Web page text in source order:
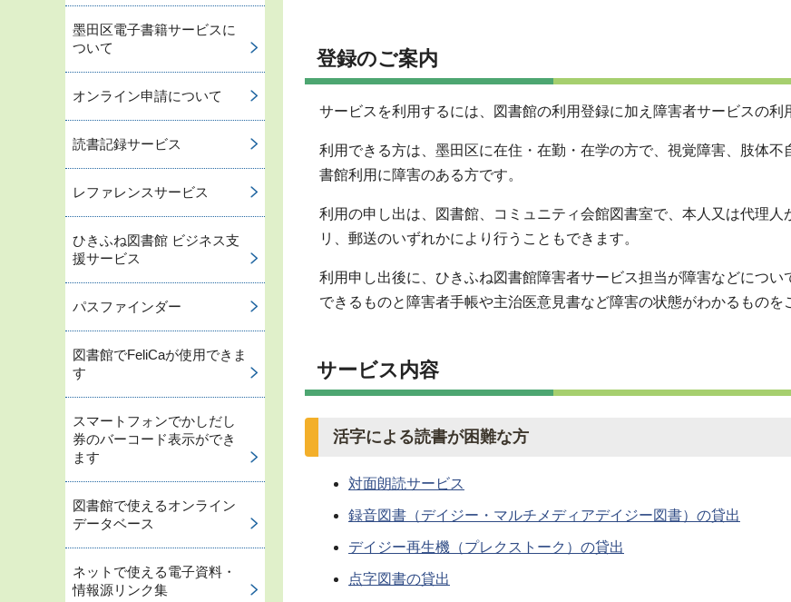
登録のご案内
サービスを利用するには、図書館の利用登録に加え障害者サービスの利
利用できる方は、墨田区に在住・在勤・在学の方で、視覚障害、肢体
書館利用に障害のある方です。
利用の申し出は、図書館、コミュニティ会館図書室で、本人又は代理
リ、郵送のいずれかにより行うこともできます。
利用申し出後に、ひきふね図書館障害者サービス担当が障害などにつ
できるものと障害者手帳や主治医意見書など障害の状態がわかるものを
サービス内容
活字による読書が困難な方
対面朗読サービス
録音図書（デイジー・マルチメディアデイジー図書）の貸出
デイジー再生機（プレクストーク）の貸出
点字図書の貸出
墨田区電子書籍サービスに
ついて
オンライン申請について
読書記録サービス
レファレンスサービス
ひきふね図書館 ビジネス支
援サービス
パスファインダー
図書館でFeliCaが使用できま
す
スマートフォンでかしだし
券のバーコード表示ができ
ます
図書館で使えるオンライン
データベース
ネットで使える電子資料・
情報源リンク集